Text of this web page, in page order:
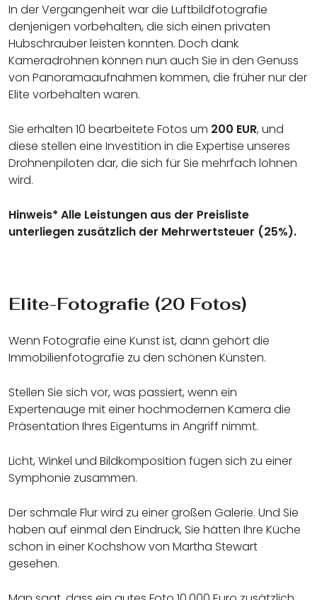
In der Vergangenheit war die Luftbildfotografie
denjenigen vorbehalten, die sich einen privaten
Hubschrauber leisten konnten. Doch dank
Kameradrohnen können nun auch Sie in den Genuss
von Panoramaaufnahmen kommen, die früher nur der
Elite vorbehalten waren.
Sie erhalten 10 bearbeitete Fotos um 200 EUR, und
diese stellen eine Investition in die Expertise unseres
Drohnenpiloten dar, die sich für Sie mehrfach lohnen
wird.
Hinweis* Alle Leistungen aus der Preisliste
unterliegen zusätzlich der Mehrwertsteuer (25%).
Elite-Fotografie (20 Fotos)
Wenn Fotografie eine Kunst ist, dann gehört die
Immobilienfotografie zu den schönen Künsten.
Stellen Sie sich vor, was passiert, wenn ein
Expertenauge mit einer hochmodernen Kamera die
Präsentation Ihres Eigentums in Angriff nimmt.
Licht, Winkel und Bildkomposition fügen sich zu einer
Symphonie zusammen.
Der schmale Flur wird zu einer großen Galerie. Und Sie
haben auf einmal den Eindruck, Sie hätten Ihre Küche
schon in einer Kochshow von Martha Stewart
gesehen.